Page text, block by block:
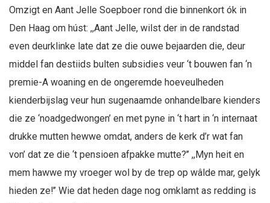
Omzigt en Aant Jelle Soepboer rond die binnenkort ók in
Den Haag om húst: ,,Aant Jelle, wilst der in de randstad
even deurklinke late dat ze die ouwe bejaarden die, deur
middel fan destiids bulten subsidies veur ‘t bouwen fan ‘n
premie-A woaning en de ongeremde hoeveulheden
kienderbijslag veur hun sugenaamde onhandelbare kienders
die ze ‘noadgedwongen’ en met pyne in ‘t hart in ‘n internaat
drukke mutten hewwe omdat, anders de kerk d’r wat fan
von’ dat ze die ‘t pensioen afpakke mutte?’’ ,,Myn heit en
mem hawwe my vroeger wol by de trep op wâlde mar, gelyk
hieden ze!’’ Wie dat heden dage nog omklamt as redding is